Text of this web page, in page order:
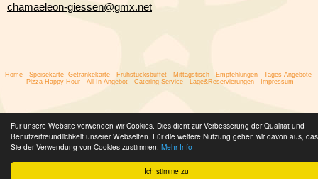
Ich stimme zu
Für unsere Website verwenden wir Cookies. Dies dient zur Verbesserung der Qualität und
Benutzerfreundlichkeit unserer Webseiten. Für die weitere Nutzung gehen wir davon aus,
Sie der Verwendung von Cookies zustimmen. Mehr Info
chamaeleon-giessen@gmx.net
Home Speisekarte Getränkekarte Frühstücksbuffet Mittagstisch Empfehlungen
Tages-Angebote
Pizza-Happy Hour
All-In-Angebot Catering-Service Lage&Reservierungen Impressum